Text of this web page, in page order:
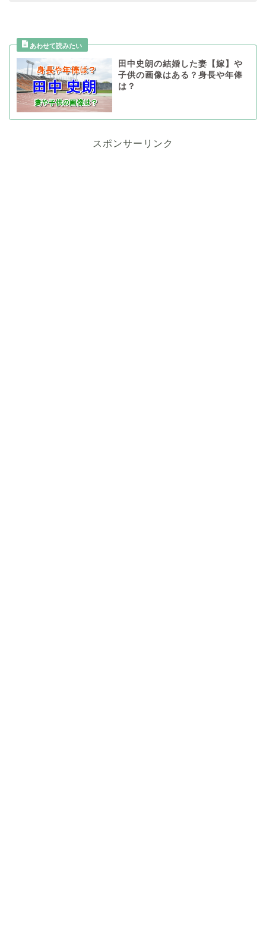
田中史朗の結婚した妻【嫁】や
子供の画像はある？身長や年俸
は？
スポンサーリンク